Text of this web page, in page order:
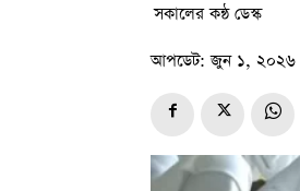
সকালের কন্ঠ ডেস্ক
আপডেট: জুন ১, ২০২৬